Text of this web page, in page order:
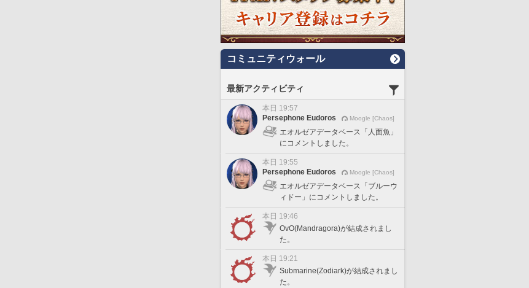
コミュニティウォール
最新アクティビティ
本日 19:57
Persephone Eudoros
Moogle [Chaos]
エオルゼアデータベース「人面魚」
にコメントしました。
本日 19:55
Persephone Eudoros
Moogle [Chaos]
エオルゼアデータベース「ブルーウ
ィドー」にコメントしました。
本日 19:46
OvO(Mandragora)が結成されまし
た。
本日 19:21
Submarine(Zodiark)が結成されまし
た。